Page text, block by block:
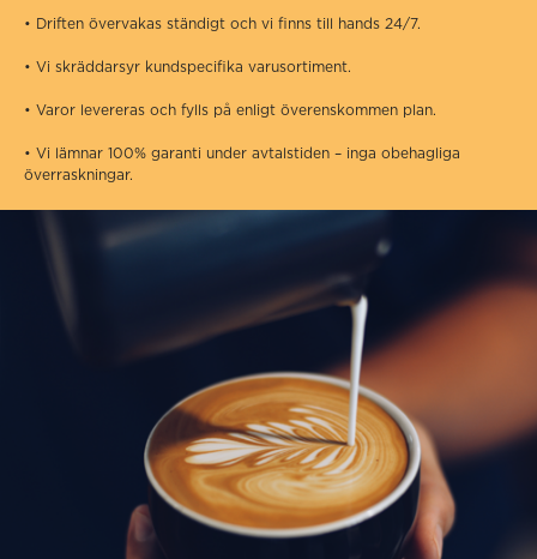
• Driften övervakas ständigt och vi finns till hands 24/7.
• Vi skräddarsyr kundspecifika varusortiment.
• Varor levereras och fylls på enligt överenskommen plan.
• Vi lämnar 100% garanti under avtalstiden – inga obehagliga
överraskningar.